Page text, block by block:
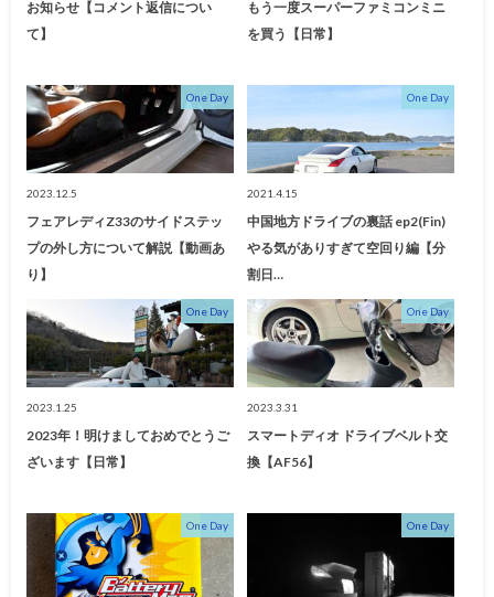
お知らせ【コメント返信につい
て】
もう一度スーパーファミコンミニ
を買う【日常】
One Day
2023.12.5
フェアレディZ33のサイドステッ
プの外し方について解説【動画あ
り】
One Day
2021.4.15
中国地方ドライブの裏話 ep2(Fin)
やる気がありすぎて空回り編【分
割日…
One Day
2023.1.25
2023年！明けましておめでとうご
ざいます【日常】
One Day
2023.3.31
スマートディオ ドライブベルト交
換【AF56】
One Day One Day